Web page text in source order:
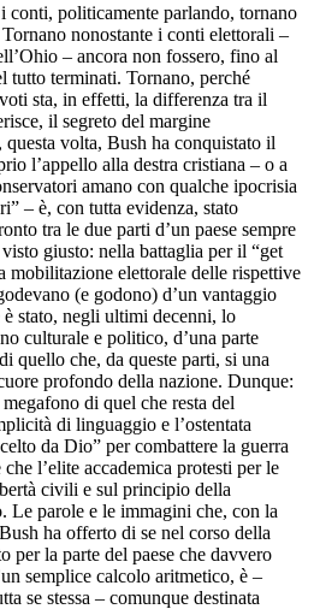
conti, politicamente parlando, tornano
nonostante i conti elettorali –
– ancora non fossero, fino al
tutto terminati. Tornano, perché
sta, in effetti, la differenza tra il
il segreto del margine
volta, Bush ha conquistato il
l’appello alla destra cristiana – o a
amano con qualche ipocrisia
– è, con tutta evidenza, stato
tra le due parti d’un paese sempre
giusto: nella battaglia per il “get
mobilitazione elettorale delle rispettive
(e godono) d’un vantaggio
stato, negli ultimi decenni, lo
culturale e politico, d’una parte
quello che, da queste parti, si una
profondo della nazione. Dunque:
di quel che resta del
di linguaggio e l’ostentata
da Dio” per combattere la guerra
l’elite accademica protesti per le
civili e sul principio della
Le parole e le immagini che, con la
ha offerto di se nel corso della
per la parte del paese che davvero
semplice calcolo aritmetico, è –
se stessa – comunque destinata